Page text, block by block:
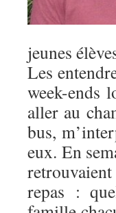
jeunes
Les
week-ends
aller au
bus,
eux. En
repas :